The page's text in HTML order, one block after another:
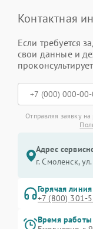
Контактная
Если требуется
свои данные и
Отправляя заявку
Адрес
г. Смоленск,
Горячая линия
+7 (800) 301-
Время работы